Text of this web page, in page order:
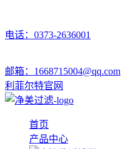
电话：0373-2636001
邮箱：1668715004@qq.com
利菲尔特官网
首页
产品中心